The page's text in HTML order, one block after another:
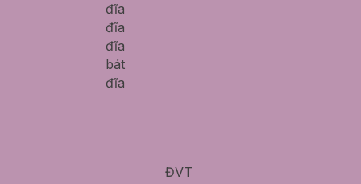
đĩa
đĩa
đĩa
bát
đĩa
ĐVT